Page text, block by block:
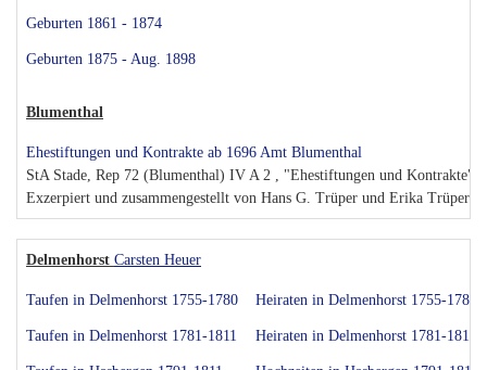
Geburten 1861 - 1874
Geburten 1875 - Aug. 1898
Blumenthal
Ehestiftungen und Kontrakte ab 1696 Amt Blumenthal
StA Stade, Rep 72 (Blumenthal) IV A 2 , "Ehestiftungen und Kontrakte"
Exzerpiert und zusammengestellt von Hans G. Trüper und Erika Trüper
Delmenhorst Carsten Heuer
Taufen in Delmenhorst 1755-1780
Taufen in Delmenhorst 1781-1811
Heiraten in Delmenhorst 1755-1780
Heiraten in Delmenhorst 1781-1811